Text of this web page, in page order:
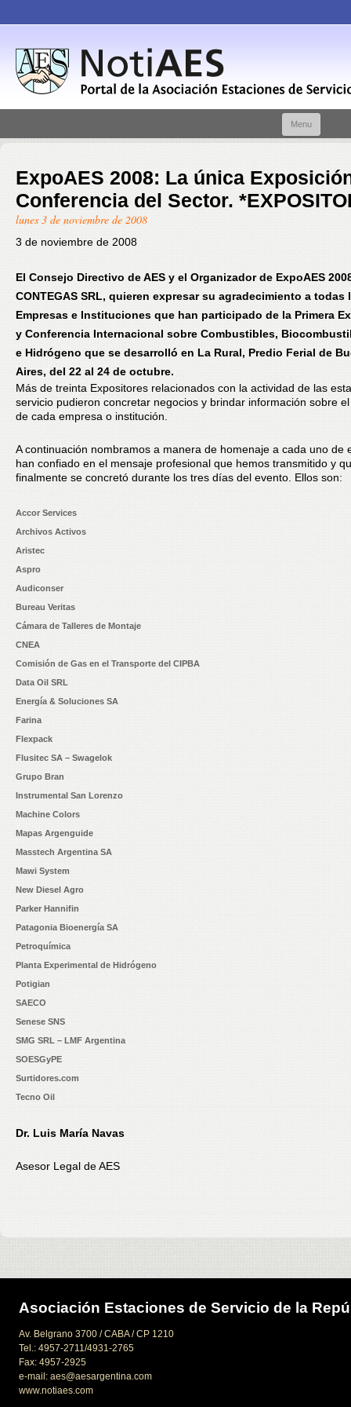
Menu
ExpoAES 2008: La única
Conferencia del Sector.
lunes 3 de noviembre de 2008
3 de noviembre de 2008
El Consejo Directivo de AES y el Organizador de ExpoAES
CONTEGAS SRL, quieren expresar su agradecimiento a todas
Empresas e Instituciones que han participado de la Primera
y Conferencia Internacional sobre Combustibles,
e Hidrógeno que se desarrolló en La Rural, Predio Ferial de
Aires, del 22 al 24 de octubre.
Más de treinta Expositores relacionados con la actividad de las
servicio pudieron concretar negocios y brindar información sobre
de cada empresa o institución.
A continuación nombramos a manera de homenaje a cada uno de
han confiado en el mensaje profesional que hemos transmitido y
finalmente se concretó durante los tres días del evento. Ellos son:
Accor Services
Archivos Activos
Aristec
Aspro
Audiconser
Bureau Veritas
Cámara de Talleres de Montaje
CNEA
Comisión de Gas en el Transporte del CIPBA
Data Oil SRL
Energía & Soluciones SA
Farina
Flexpack
Flusitec SA – Swagelok
Grupo Bran
Instrumental San Lorenzo
Machine Colors
Mapas Argenguide
Masstech Argentina SA
Mawi System
New Diesel Agro
Parker Hannifin
Patagonia Bioenergía SA
Petroquímica
Planta Experimental de Hidrógeno
Potigian
SAECO
Senese SNS
SMG SRL – LMF Argentina
SOESGyPE
Surtidores.com
Tecno Oil
Dr. Luis María Navas
Asesor Legal de AES
Asociación Estaciones de Servicio de la
Av. Belgrano 3700 / CABA / CP 1210
Tel.: 4957-2711/4931-2765
Fax: 4957-2925
e-mail: aes@aesargentina.com
www.notiaes.com